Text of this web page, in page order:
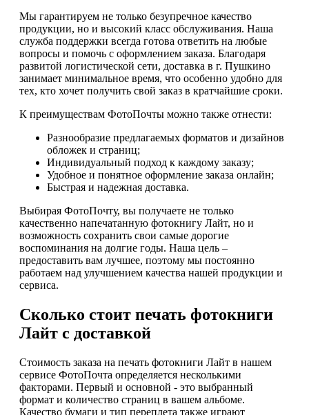
Мы гарантируем не только безупречное качество
продукции, но и высокий класс обслуживания. Наша
служба поддержки всегда готова ответить на любые
вопросы и помочь с оформлением заказа. Благодаря
развитой логистической сети, доставка в г. Пушкино
занимает минимальное время, что особенно удобно для
тех, кто хочет получить свой заказ в кратчайшие сроки.
К преимуществам ФотоПочты можно также отнести:
Разнообразие предлагаемых форматов и дизайнов
обложек и страниц;
Индивидуальный подход к каждому заказу;
Удобное и понятное оформление заказа онлайн;
Быстрая и надежная доставка.
Выбирая ФотоПочту, вы получаете не только
качественно напечатанную фотокнигу Лайт, но и
возможность сохранить свои самые дорогие
воспоминания на долгие годы. Наша цель –
предоставить вам лучшее, поэтому мы постоянно
работаем над улучшением качества нашей продукции и
сервиса.
Сколько стоит печать фотокниги
Лайт с доставкой
Стоимость заказа на печать фотокниги Лайт в нашем
сервисе ФотоПочта определяется несколькими
факторами. Первый и основной - это выбранный
формат и количество страниц в вашем альбоме.
Качество бумаги и тип переплета также играют